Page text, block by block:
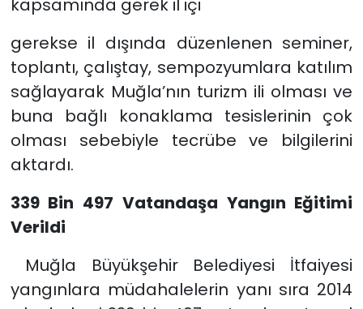
gerekse il dışında düzenlenen seminer,
toplantı, çalıştay, sempozyumlara katılım
sağlayarak Muğla’nın turizm ili olması ve
buna bağlı konaklama tesislerinin çok
olması sebebiyle tecrübe ve bilgilerini
aktardı.
339 Bin 497 Vatandaşa Yangın Eğitimi
Verildi
Muğla Büyükşehir Belediyesi İtfaiyesi
yangınlara müdahalelerin yanı sıra 2014